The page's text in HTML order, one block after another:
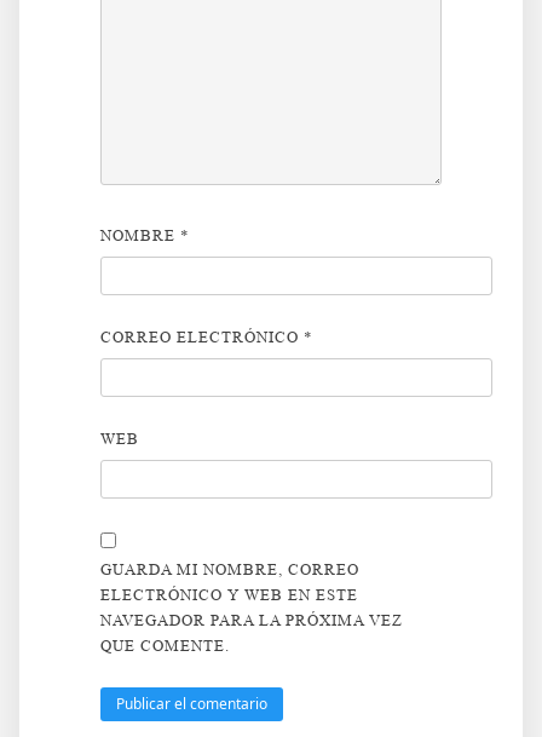
NOMBRE *
CORREO ELECTRÓNICO *
WEB
GUARDA MI NOMBRE, CORREO
ELECTRÓNICO Y WEB EN ESTE
NAVEGADOR PARA LA PRÓXIMA VEZ
QUE COMENTE.